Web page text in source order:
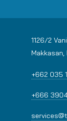
1126/2
+662 035
+666